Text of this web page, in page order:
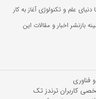
علم و تکنولوژی آغاز به کار
اخبار و مقالات این
فناوری
کاربران ترندز تک